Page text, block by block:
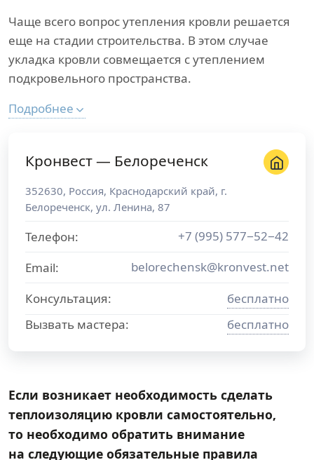
Чаще всего вопрос утепления кровли решается
еще на стадии строительства. В этом случае
укладка кровли совмещается с утеплением
подкровельного пространства.
Подробнее
Кронвест — Белореченск
352630, Россия, Краснодарский край, г.
Белореченск, ул. Ленина, 87
Телефон:
+7 (995) 577−52−42
Email:
belorechensk@kronvest.net
Консультация:
бесплатно
Вызвать мастера:
бесплатно
Если возникает необходимость сделать
теплоизоляцию кровли самостоятельно,
то необходимо обратить внимание
на следующие обязательные правила